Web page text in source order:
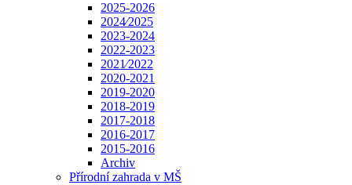
2025-2026
2024⁄2025
2023-2024
2022-2023
2021⁄2022
2020-2021
2019-2020
2018-2019
2017-2018
2016-2017
2015-2016
Archiv
Přírodní zahrada v MŠ